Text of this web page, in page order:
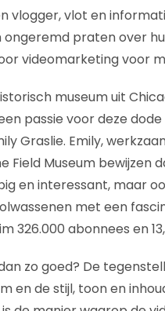
vlogger, vlot en
praten over
videomarketing voor
museum uit
passie voor deze
Graslie. Emily,
Field Museum bewijzen
en interessant, maar
met een
326.000 abonnees en
zo goed? De
en de stijl, toon en